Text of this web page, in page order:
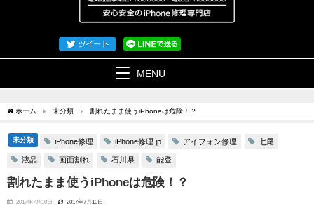
MENU
ホーム 未分類 割れたまま使うiPhoneは危険！？
未分類 iPhone修理 iPhone修理.jp アイフォン修理 七尾
液晶 画面割れ 石川県 能登
割れたまま使うiPhoneは危険！？
2017年7月10日 2017年7月10日